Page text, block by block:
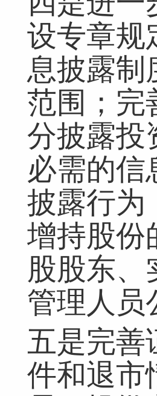
设专章规
息披露制
范围；完
分披露投
必需的信
披露行为
增持股份
股股东、
管理人员
五是完善
件和退市